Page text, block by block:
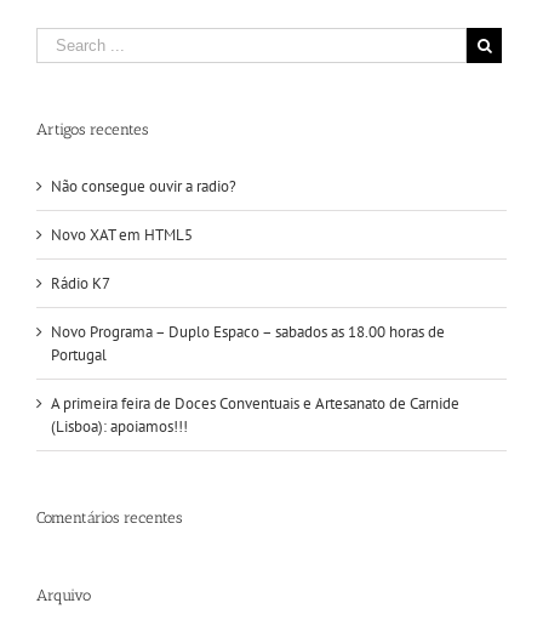
Artigos recentes
Não consegue ouvir a radio?
Novo XAT em HTML5
Rádio K7
Novo Programa – Duplo Espaco – sabados as 18.00 horas de
Portugal
A primeira feira de Doces Conventuais e Artesanato de Carnide
(Lisboa): apoiamos!!!
Comentários recentes
Arquivo